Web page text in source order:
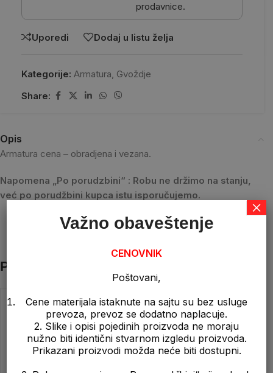
prodavnice.
Uporedi Dodaj u listu želja
Kategorije: Armatura, Gvoždje
Share:
Opis
Armatura cena – obradjena i vezana.
Napomena „Po porudzbini“ : Robu ne držimo na stanju,
već po porudžbini kupca istu isporučujemo.
Povezani proizvodi
Važno obaveštenje
CENOVNIK
Poštovani,
Cene materijala istaknute na sajtu su bez usluge
prevoza, prevoz se dodatno naplacuje.
2. Slike i opisi pojedinih proizvoda ne moraju
nužno biti identični stvarnom izgledu proizvoda.
Prikazani proizvodi možda neće biti dostupni.
×